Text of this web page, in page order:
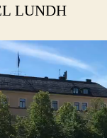
LUNDH